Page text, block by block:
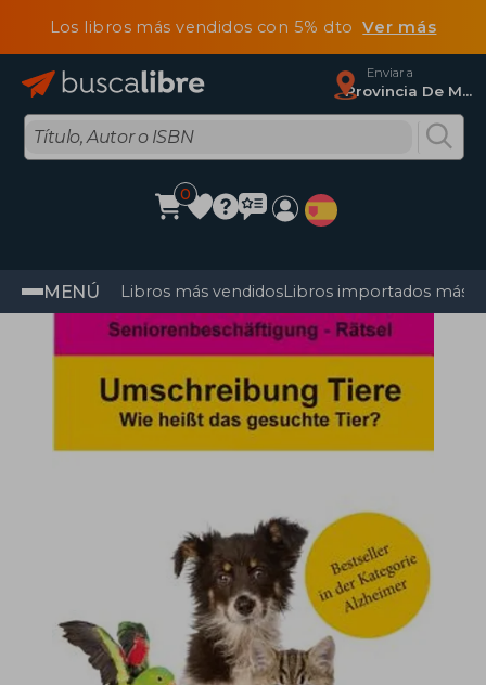
Los libros más vendidos con 5% dtoVer más
Enviar a
Provincia De Madrid
0
MENÚ Libros más vendidosLibros importados más